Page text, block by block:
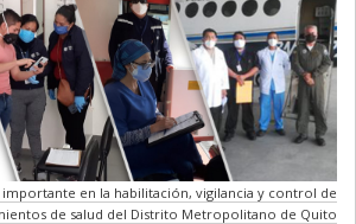
importante en la habilitación, vigilancia y control de
de salud del Distrito Metropolitano de Quito